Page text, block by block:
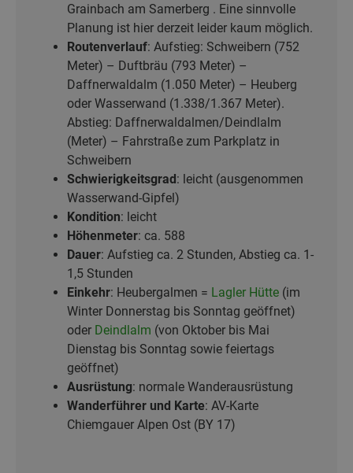
Grainbach am Samerberg . Eine sinnvolle
Planung ist hier derzeit leider kaum möglich.
Routenverlauf: Aufstieg: Schweibern (752
Meter) – Duftbräu (793 Meter) –
Daffnerwaldalm (1.050 Meter) – Heuberg
oder Wasserwand (1.338/1.367 Meter).
Abstieg: Daffnerwaldalmen/Deindlalm
(Meter) – Fahrstraße zum Parkplatz in
Schweibern
Schwierigkeitsgrad: leicht (ausgenommen
Wasserwand-Gipfel)
Kondition: leicht
Höhenmeter: ca. 588
Dauer: Aufstieg ca. 2 Stunden, Abstieg ca. 1-
1,5 Stunden
Einkehr: Heubergalmen = Lagler Hütte (im
Winter Donnerstag bis Sonntag geöffnet)
oder Deindlalm (von Oktober bis Mai
Dienstag bis Sonntag sowie feiertags
geöffnet)
Ausrüstung: normale Wanderausrüstung
Wanderführer und Karte: AV-Karte
Chiemgauer Alpen Ost (BY 17)